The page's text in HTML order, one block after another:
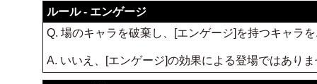
ルール - エンゲージ
Q. 場のキャラを破棄し、[エンゲージ]を持つキャラ
A. いいえ、[エンゲージ]の効果による登場ではあり